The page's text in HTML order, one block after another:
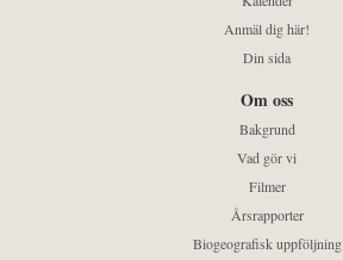
Anmäl dig här!
Din sida
Om oss
Bakgrund
Vad gör vi
Filmer
Årsrapporter
Biogeografisk uppföljning